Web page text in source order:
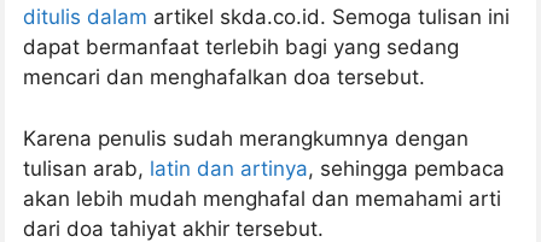
ditulis dalam artikel skda.co.id. Semoga tulisan ini
dapat bermanfaat terlebih bagi yang sedang
mencari dan menghafalkan doa tersebut.
Karena penulis sudah merangkumnya dengan
tulisan arab, latin dan artinya, sehingga pembaca
akan lebih mudah menghafal dan memahami arti
dari doa tahiyat akhir tersebut.